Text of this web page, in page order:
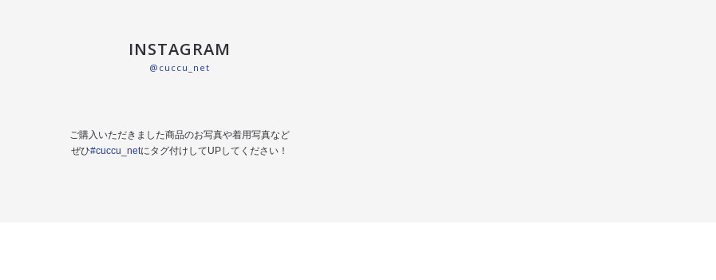
INSTAGRAM
@cuccu_net
ご購入いただきました商品のお写真や着用写真など
ぜひ#cuccu_netにタグ付けしてUPしてください！